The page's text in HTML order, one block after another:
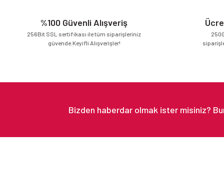
Bu ürüne benzer farklı alternatifler olmalı.
%100 Güvenli Alışveriş
256Bit SSL sertifikası ile tüm siparişleriniz
güvende.Keyifli Alışverişler!